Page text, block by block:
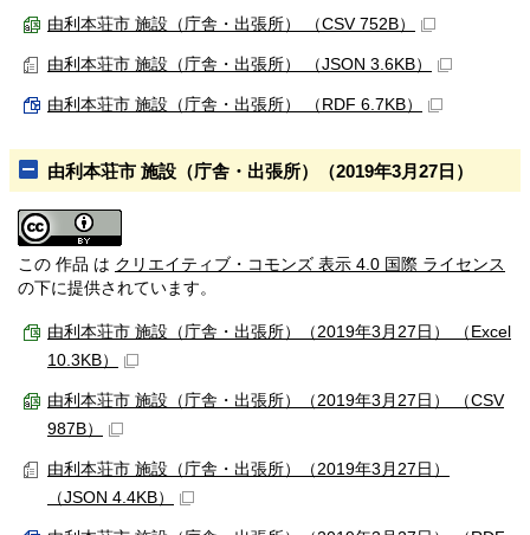
由利本荘市 施設（庁舎・出張所） （CSV 752B）
由利本荘市 施設（庁舎・出張所） （JSON 3.6KB）
由利本荘市 施設（庁舎・出張所） （RDF 6.7KB）
由利本荘市 施設（庁舎・出張所）（2019年3月27日）
この 作品 は クリエイティブ・コモンズ 表示 4.0 国際 ライセンス
の下に提供されています。
由利本荘市 施設（庁舎・出張所）（2019年3月27日） （Excel
10.3KB）
由利本荘市 施設（庁舎・出張所）（2019年3月27日） （CSV
987B）
由利本荘市 施設（庁舎・出張所）（2019年3月27日）
（JSON 4.4KB）